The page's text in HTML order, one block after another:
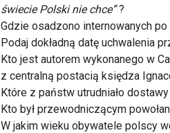
świecie Polski nie chce”?
Gdzie osadzono internowanych
Podaj dokładną datę uchwalenia
Kto jest autorem wykonanego w
z centralną postacią księdza
Które z państw utrudniało
Kto był przewodniczącym
W jakim wieku obywatele polscy